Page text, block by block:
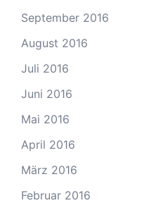
September 2016
August 2016
Juli 2016
Juni 2016
Mai 2016
April 2016
März 2016
Februar 2016